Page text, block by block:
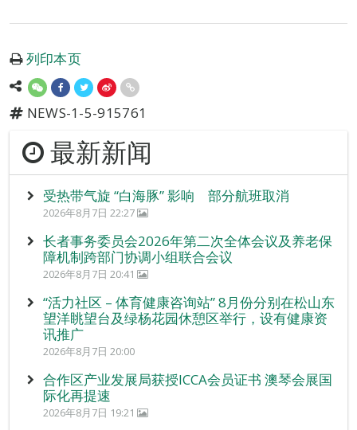
列印本页
NEWS-1-5-915761
最新新闻
受热带气旋 “白海豚” 影响 部分航班取消
2026年8月7日 22:27
长者事务委员会2026年第二次全体会议及养老保
障机制跨部门协调小组联合会议
2026年8月7日 20:41
“活力社区 – 体育健康咨询站” 8月份分别在松山东
望洋眺望台及绿杨花园休憩区举行，设有健康资
讯推广
2026年8月7日 20:00
合作区产业发展局获授ICCA会员证书 澳琴会展国
际化再提速
2026年8月7日 19:21